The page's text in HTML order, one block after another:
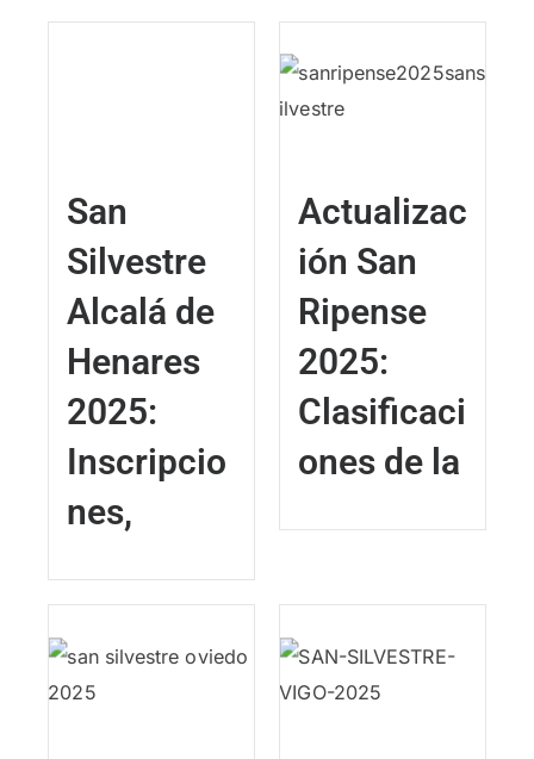
San
Silvestre
Alcalá de
Henares
2025:
Inscripcio
nes,
Actualizac
ión San
Ripense
2025:
Clasificaci
ones de la